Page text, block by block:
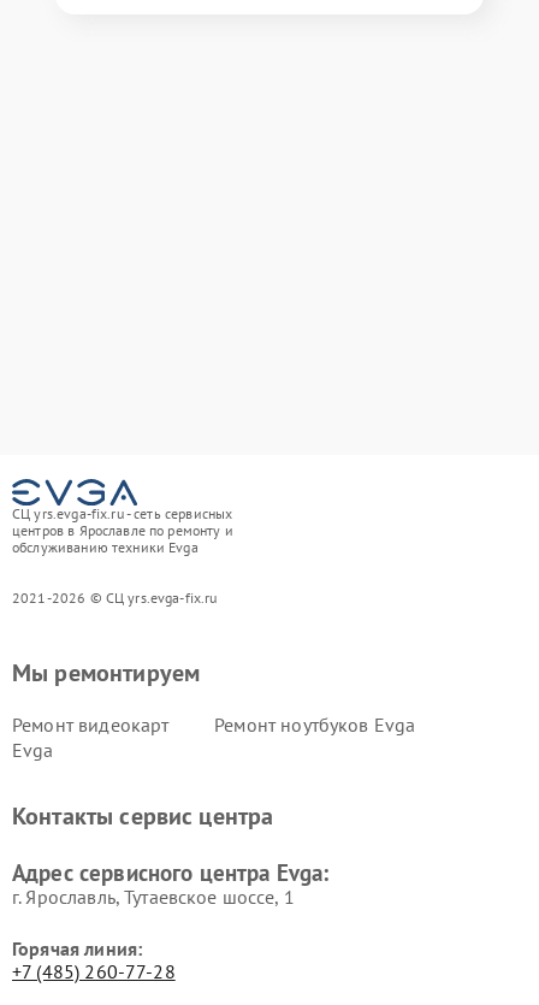
СЦ yrs.evga-fix.ru - сеть сервисных
центров в Ярославле по ремонту и
обслуживанию техники Evga
2021-2026 © СЦ yrs.evga-fix.ru
Мы ремонтируем
Ремонт видеокарт
Evga
Ремонт ноутбуков Evga
Контакты сервис центра
Адрес сервисного центра Evga:
г. Ярославль, Тутаевское шоссе, 1
Горячая линия:
+7 (485) 260-77-28